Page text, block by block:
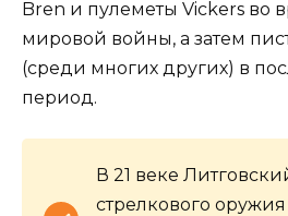
Bren и пулеметы Vickers во
мировой войны, а затем
(среди многих других) в
период.
В 21 веке
стрелкового